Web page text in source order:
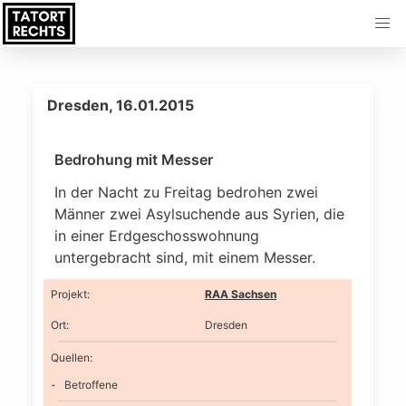
Dresden, 16.01.2015
Bedrohung mit Messer
In der Nacht zu Freitag bedrohen zwei
Männer zwei Asylsuchende aus Syrien, die
in einer Erdgeschosswohnung
untergebracht sind, mit einem Messer.
Projekt: RAA Sachsen
Ort: Dresden
Quellen:
Betroffene